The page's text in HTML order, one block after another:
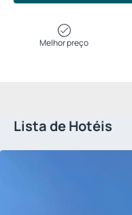
Melhor preço
Lista de Hotéis